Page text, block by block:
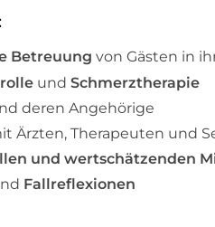
Betreuung von Gästen in
und Schmerztherapie
deren Angehörige
Ärzten, Therapeuten und
und wertschätzenden
Fallreflexionen